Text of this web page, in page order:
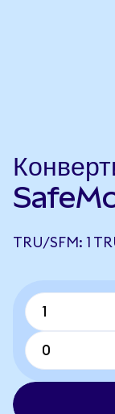
TRU/SFM: 1